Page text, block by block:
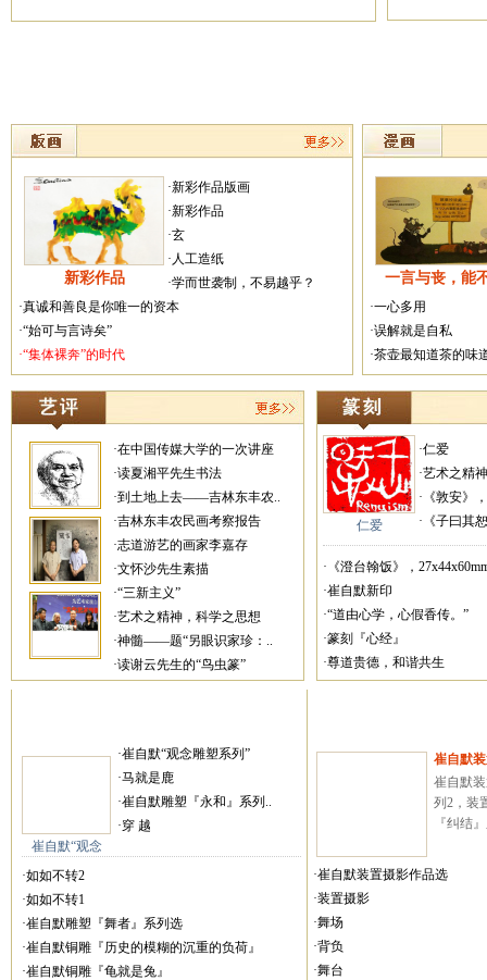
新彩作品
·新彩作品版画
·新彩作品
·玄
·人工造纸
·学而世袭制，不易越乎？
·真诚和善良是你唯一的资本
·“始可与言诗矣”
·“集体裸奔”的时代
一言与丧，能
·一心多用
·误解就是自私
·茶壶最知道茶的
·在中国传媒大学的一次讲座
·读夏湘平先生书法
·到土地上去——吉林东丰农..
·吉林东丰农民画考察报告
·志道游艺的画家李嘉存
·文怀沙先生素描
·“三新主义”
·艺术之精神，科学之思想
·神髓——题“另眼识家珍：..
·读谢云先生的“鸟虫篆”
仁爱
·仁爱
·艺术之精
·《敦安》
·《子曰其
·《澄台翰饭》，
·崔自默新印
·“道由心学，心假香传。”
·篆刻『心经』
·尊道贵德，和谐共生
崔自默“观念
·崔自默“观念雕塑系列”
·马就是鹿
·崔自默雕塑『永和』系列..
·穿 越
·如如不转2
·如如不转1
·崔自默雕塑『舞者』系列选
·崔自默铜雕『历史的模糊的沉重的负荷』
·崔自默铜雕『龟就是兔』
崔自默
崔自默
列2，装
『纠结
·崔自默装置摄影作品选
·装置摄影
·舞场
·背负
·舞台